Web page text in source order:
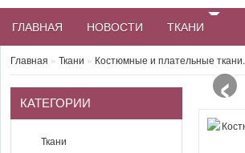
ГЛАВНАЯ НОВОСТИ ТКАНИ
Главная » Ткани » Костюмные и плательные ткани.
КАТЕГОРИИ
Ткани
‹